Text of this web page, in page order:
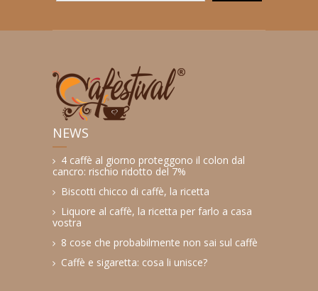
NEWS
4 caffè al giorno proteggono il colon dal
cancro: rischio ridotto del 7%
Biscotti chicco di caffè, la ricetta
Liquore al caffè, la ricetta per farlo a casa
vostra
8 cose che probabilmente non sai sul caffè
Caffè e sigaretta: cosa li unisce?